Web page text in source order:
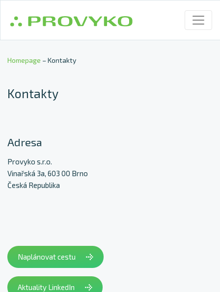
Homepage – Kontakty
Kontakty
Adresa
Provyko s.r.o.
Vinařská 3a, 603 00 Brno
Česká Republika
Naplánovat cestu
Aktuality LinkedIn